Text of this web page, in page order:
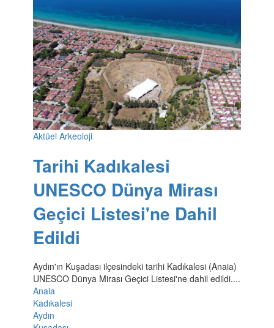
Aktüel Arkeoloji
Tarihi Kadıkalesi
UNESCO Dünya Mirası
Geçici Listesi'ne Dahil
Edildi
Aydın'ın Kuşadası ilçesindeki tarihi Kadıkalesi (Anaia)
UNESCO Dünya Mirası Geçici Listesi'ne dahil edildi....
Anaia
Kadıkalesi
Aydın